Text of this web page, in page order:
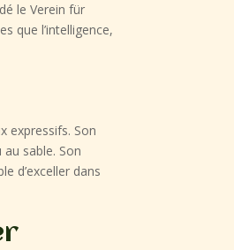
le Verein für
que l’intelligence,
expressifs. Son
sable. Son
d’exceller dans